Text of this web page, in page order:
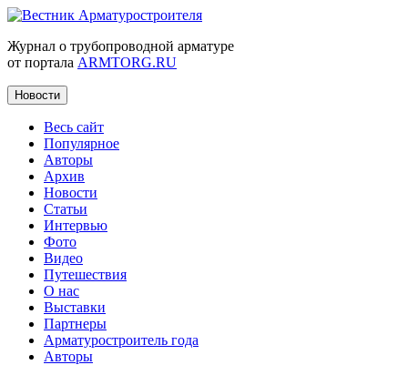
Журнал о трубопроводной арматуре
от портала ARMTORG.RU
Новости
Весь сайт
Популярное
Авторы
Архив
Новости
Статьи
Интервью
Фото
Видео
Путешествия
О нас
Выставки
Партнеры
Арматуростроитель года
Авторы